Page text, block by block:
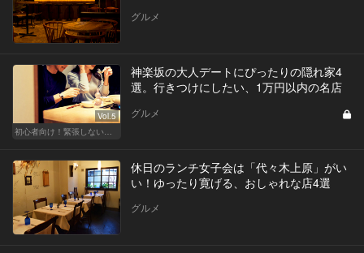
グルメ
Vol.5
初心者向け！緊張しない東京デートプラン
神楽坂の大人デートにぴったりの隠れ家4
選。行きつけにしたい、1万円以内の名店
グルメ
休日のランチ女子会は「代々木上原」がい
い！ゆったり寛げる、おしゃれな店4選
グルメ